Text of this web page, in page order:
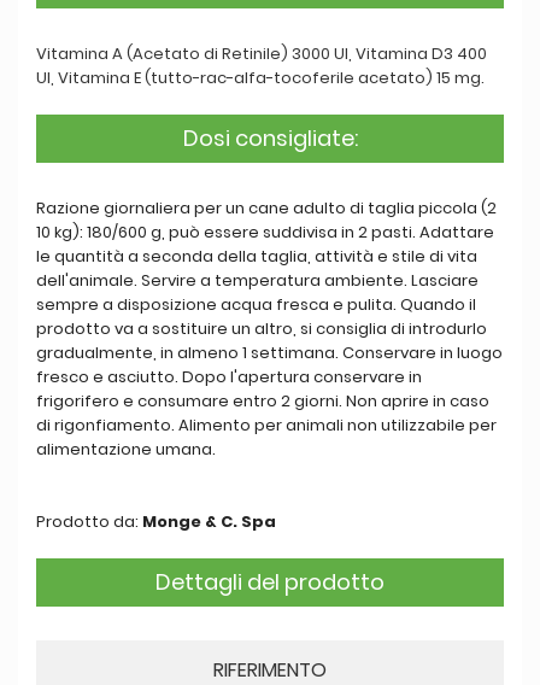
Vitamina A (Acetato di Retinile) 3000 UI, Vitamina D3 400
UI, Vitamina E (tutto-rac-alfa-tocoferile acetato) 15 mg.
Dosi consigliate:
Razione giornaliera per un cane adulto di taglia piccola (2
10 kg): 180/600 g, può essere suddivisa in 2 pasti. Adattare
le quantità a seconda della taglia, attività e stile di vita
dell'animale. Servire a temperatura ambiente. Lasciare
sempre a disposizione acqua fresca e pulita. Quando il
prodotto va a sostituire un altro, si consiglia di introdurlo
gradualmente, in almeno 1 settimana. Conservare in luogo
fresco e asciutto. Dopo l'apertura conservare in
frigorifero e consumare entro 2 giorni. Non aprire in caso
di rigonfiamento. Alimento per animali non utilizzabile per
alimentazione umana.
Prodotto da: Monge & C. Spa
Dettagli del prodotto
RIFERIMENTO